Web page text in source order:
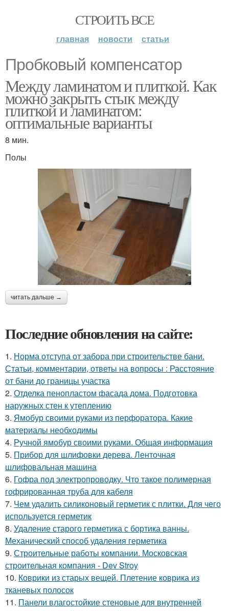
СТРОИТЬ ВСЕ
главная новости статьи
Пробковый компенсатор
Между ламинатом и плиткой. Как
можно закрыть стык между
плиткой и ламинатом:
оптимальные варианты
8 мин.
Полы
читать дальше →
Последние обновления на сайте:
1. Норма отступа от забора при строительстве бани.
Статьи, комментарии, ответы на вопросы : Расстояние
от бани до границы участка
2. Отделка пенопластом фасада дома. Подготовка
наружных стен к утеплению
3. Ямобур своими руками из перфоратора. Какие
материалы необходимы
4. Ручной ямобур своими руками. Общая информация
5. Прибор для шлифовки дерева. Ленточная
шлифовальная машина
6. Гофра под электропроводку. Что такое полимерная
гофрированная труба для кабеля
7. Чем удалить силиконовый герметик с плитки. Для чего
используется герметик
8. Удаление старого герметика с бортика ванны.
Механический способ удаления герметика
9. Строительные работы компании. Московская
строительная компания - Dev Stroy
10. Коврики из старых вещей. Плетение коврика из
тканевых полосок
11. Панели влагостойкие стеновые для внутренней